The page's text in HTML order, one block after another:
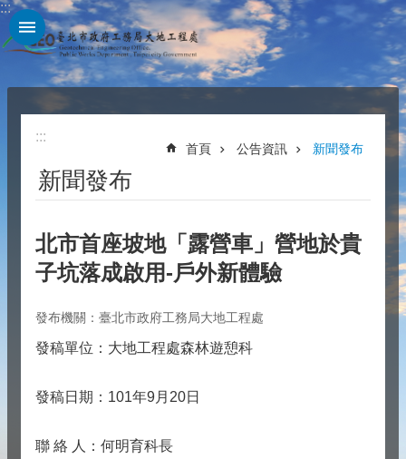
跳到主要內容區塊
:::
:::
首頁 公告資訊 新聞發布
新聞發布
北市首座坡地「露營車」營地於貴
子坑落成啟用-戶外新體驗
發布機關：臺北市政府工務局大地工程處
發稿單位：大地工程處森林遊憩科
發稿日期：101年9月20日
聯 絡 人：何明育科長